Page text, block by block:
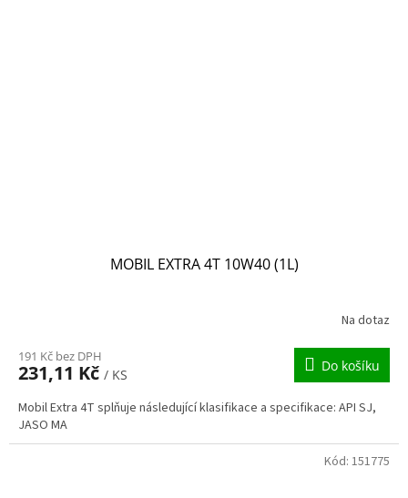
MOBIL EXTRA 4T 10W40 (1L)
Na dotaz
191 Kč bez DPH
231,11 Kč / KS
Do košíku
Mobil Extra 4T splňuje následující klasifikace a specifikace: API SJ,
JASO MA
Kód: 151775